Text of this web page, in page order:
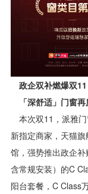
政企双补燃爆双11
「深舒适」门窗
本次双11，派雅
新指定商家，天猫
馆，强势推出政企
含常规安装）的C
阳台套餐，C Class